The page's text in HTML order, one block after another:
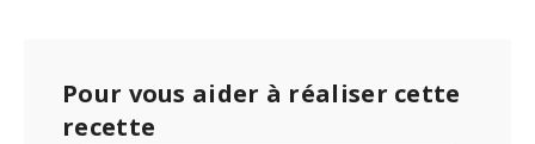
Pour vous aider à réaliser cette
recette